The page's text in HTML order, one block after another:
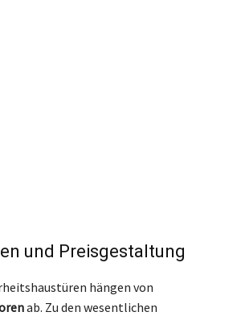
und Preisgestaltung
hängen von
ab. Zu den wesentlichen